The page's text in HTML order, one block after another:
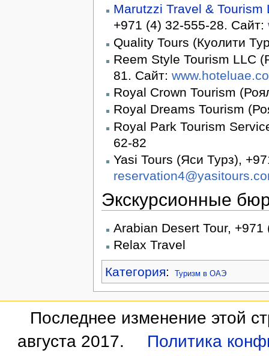
Marutzzi Travel & Tourism
+971 (4) 32-555-28. Сайт:
Quality Tours (Куолити
Reem Style Tourism LLC
81. Сайт:
Royal Сrown Tourism
Royal Dreams Tourism
Royal Park Tourism
62-82
Yasi Tours (Яси Турз),
Экскурсионные
Arabian Desert Tour, +971
Relax Travel
Категория: Туризм в ОАЭ
Последнее изменение этой
августа 2017.
Политика